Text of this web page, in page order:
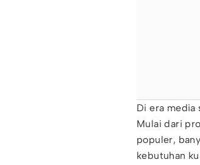
Di era media
Mulai dari
populer,
kebutuhan